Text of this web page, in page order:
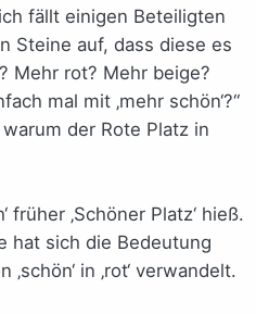
fällt einigen Beteiligten
Steine auf, dass diese es
Mehr rot? Mehr beige?
mal mit ‚mehr schön‘?“
der Rote Platz in
früher ‚Schöner Platz‘ hieß.
hat sich die Bedeutung
‚schön‘ in ‚rot‘ verwandelt.